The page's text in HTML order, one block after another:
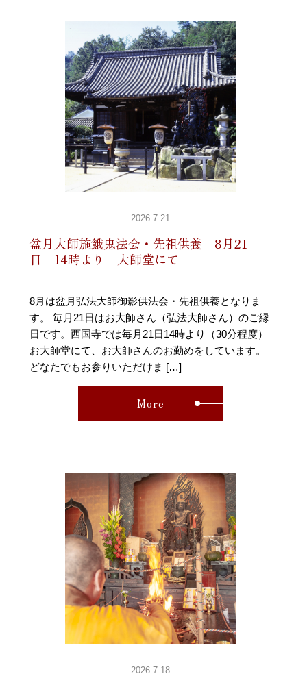
2026.7.21
盆月大師施餓鬼法会・先祖供養 8月21
日 14時より 大師堂にて
8月は盆月弘法大師御影供法会・先祖供養となりま
す。 毎月21日はお大師さん（弘法大師さん）のご縁
日です。西国寺では毎月21日14時より（30分程度）
お大師堂にて、お大師さんのお勤めをしています。
どなたでもお参りいただけま […]
More
2026.7.18